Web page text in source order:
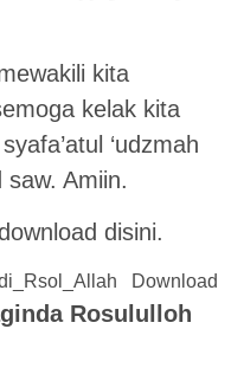
kita
kelak kita
‘udzmah
Amiin.
disini.
Download
Rosululloh